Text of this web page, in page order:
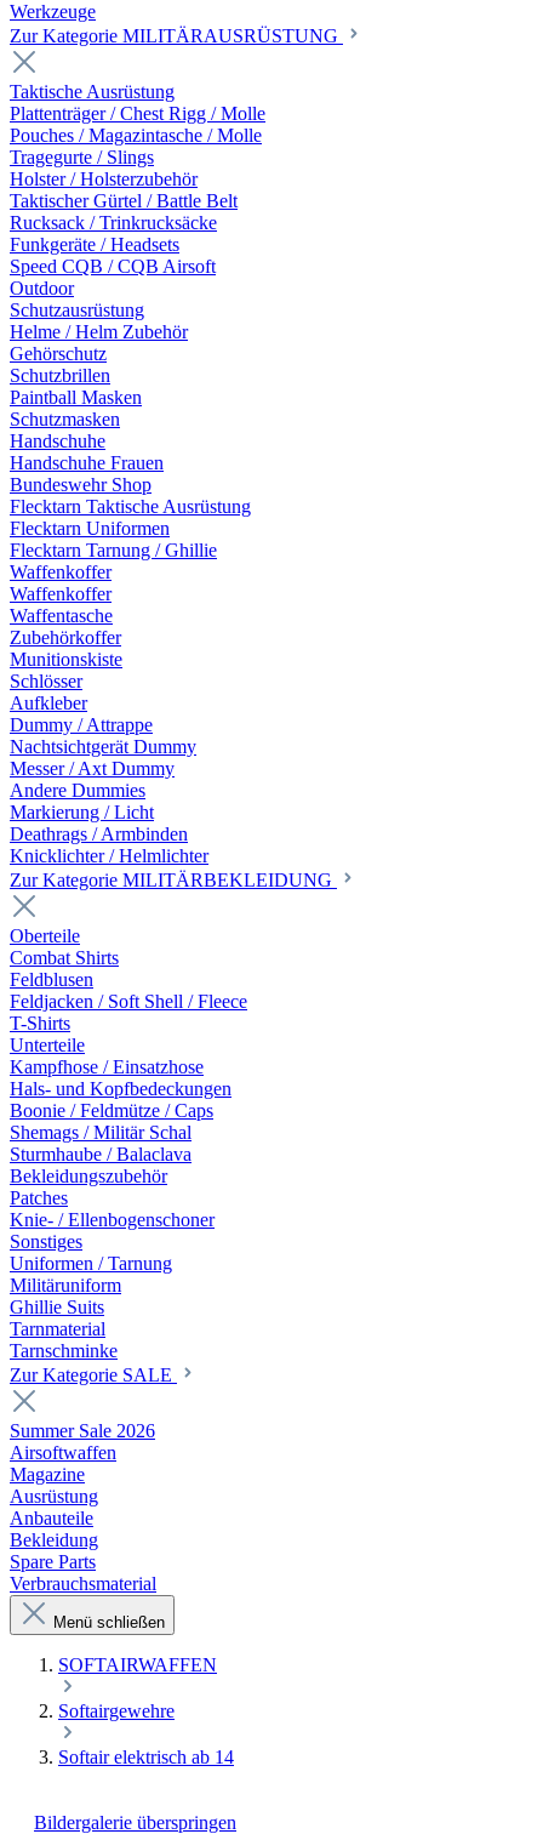
Werkzeuge
Zur Kategorie MILITÄRAUSRÜSTUNG
Taktische Ausrüstung
Plattenträger / Chest Rigg / Molle
Pouches / Magazintasche / Molle
Tragegurte / Slings
Holster / Holsterzubehör
Taktischer Gürtel / Battle Belt
Rucksack / Trinkrucksäcke
Funkgeräte / Headsets
Speed CQB / CQB Airsoft
Outdoor
Schutzausrüstung
Helme / Helm Zubehör
Gehörschutz
Schutzbrillen
Paintball Masken
Schutzmasken
Handschuhe
Handschuhe Frauen
Bundeswehr Shop
Flecktarn Taktische Ausrüstung
Flecktarn Uniformen
Flecktarn Tarnung / Ghillie
Waffenkoffer
Waffenkoffer
Waffentasche
Zubehörkoffer
Munitionskiste
Schlösser
Aufkleber
Dummy / Attrappe
Nachtsichtgerät Dummy
Messer / Axt Dummy
Andere Dummies
Markierung / Licht
Deathrags / Armbinden
Knicklichter / Helmlichter
Zur Kategorie MILITÄRBEKLEIDUNG
Oberteile
Combat Shirts
Feldblusen
Feldjacken / Soft Shell / Fleece
T-Shirts
Unterteile
Kampfhose / Einsatzhose
Hals- und Kopfbedeckungen
Boonie / Feldmütze / Caps
Shemags / Militär Schal
Sturmhaube / Balaclava
Bekleidungszubehör
Patches
Knie- / Ellenbogenschoner
Sonstiges
Uniformen / Tarnung
Militäruniform
Ghillie Suits
Tarnmaterial
Tarnschminke
Zur Kategorie SALE
Summer Sale 2026
Airsoftwaffen
Magazine
Ausrüstung
Anbauteile
Bekleidung
Spare Parts
Verbrauchsmaterial
Menü schließen
SOFTAIRWAFFEN
Softairgewehre
Softair elektrisch ab 14
Bildergalerie überspringen